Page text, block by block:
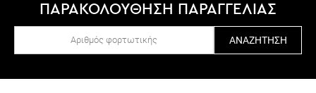
ΠΑΡΑΚΟΛΟΥΘΗΣΗ ΠΑΡΑΓΓΕΛΙΑΣ
ΑΝΑΖΉΤΗΣΗ